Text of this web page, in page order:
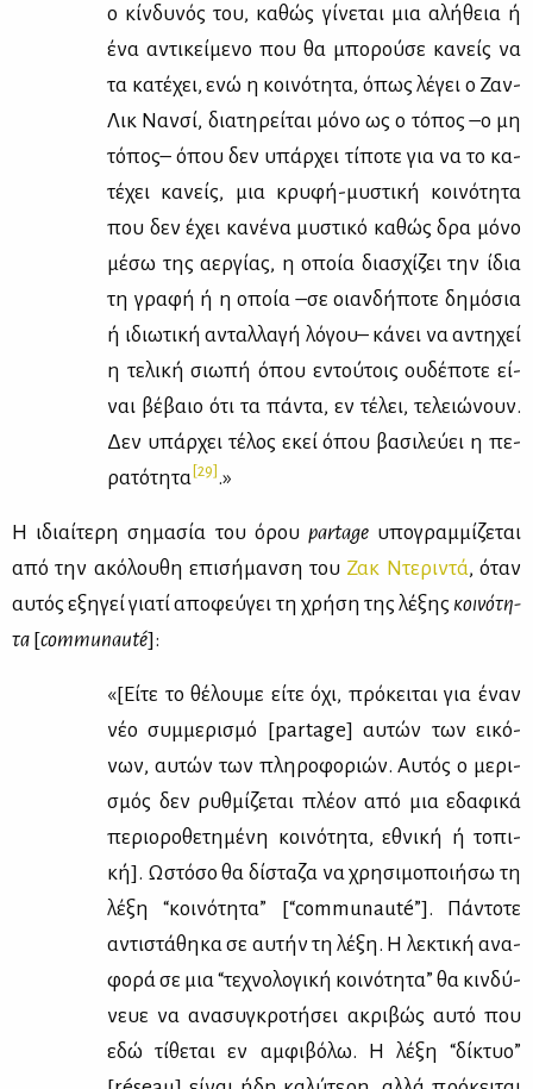
ο κίν­δυ­νός του, κα­θώς γί­νε­ται μια αλή­θεια ή
ένα αντι­κεί­με­νο που θα μπο­ρού­σε κα­νείς να
τα κα­τέ­χει, ενώ η κοι­νό­τη­τα, όπως λέ­γει ο Ζαν-
Λικ Ναν­σί, δια­τη­ρεί­ται μό­νο ως ο τό­πος –ο μη
τό­πος– όπου δεν υπάρ­χει τί­πο­τε για να το κα­
τέ­χει κα­νείς, μια κρυ­φή-μυ­στι­κή κοι­νό­τη­τα
που δεν έχει κα­νέ­να μυ­στι­κό κα­θώς δρα μό­νο
μέ­σω της αερ­γί­ας, η οποία δια­σχί­ζει την ίδια
τη γρα­φή ή η οποία –σε οιαν­δή­πο­τε δη­μό­σια
ή ιδιω­τι­κή ανταλ­λα­γή λό­γου– κά­νει να αντη­χεί
η τε­λι­κή σιω­πή όπου εντού­τοις ου­δέ­πο­τε εί­
ναι βέ­βαιο ότι τα πά­ντα, εν τέ­λει, τε­λειώ­νουν.
Δεν υπάρ­χει τέ­λος εκεί όπου βα­σι­λεύ­ει η πε­
ρα­τό­τη­τα[29].»
H ιδιαί­τε­ρη ση­μα­σία του όρου partageυπο­γραμ­μί­ζε­ται
από την ακό­λου­θη επι­σή­μαν­ση του Ζακ Nτε­ρι­ντά, όταν
αυ­τός εξη­γεί για­τί απο­φεύ­γει τη χρή­ση της λέ­ξης κοι­νό­τη­
τα [communauté]:
«[Εί­τε το θέ­λου­με εί­τε όχι, πρό­κει­ται για έναν
νέο συμ­με­ρι­σμό [partage] αυ­τών των ει­κό­
νων, αυ­τών των πλη­ρο­φο­ριών. Αυ­τός ο με­ρι­
σμός δεν ρυθ­μί­ζε­ται πλέ­ον από μια εδα­φι­κά
πε­ριο­ρο­θε­τη­μέ­νη κοι­νό­τη­τα, εθνι­κή ή το­πι­
κή]. Ωστό­σο θα δί­στα­ζα να χρη­σι­μο­ποι­ή­σω τη
λέ­ξη “κοι­νό­τη­τα” [“communauté”]. Πά­ντο­τε
αντι­στά­θη­κα σε αυ­τήν τη λέ­ξη. Η λε­κτι­κή ανα­
φο­ρά σε μια “τε­χνο­λο­γι­κή κοι­νό­τη­τα” θα κιν­δύ­
νευε να ανα­συ­γκρο­τή­σει ακρι­βώς αυ­τό που
εδώ τί­θε­ται εν αμ­φι­βό­λω. Η λέ­ξη “δί­κτυο”